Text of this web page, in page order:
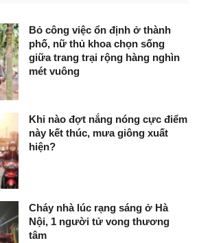
Bỏ công việc ổn định ở thành
phố, nữ thủ khoa chọn sống
giữa trang trại rộng hàng nghìn
mét vuông
Khi nào đợt nắng nóng cực điểm
này kết thúc, mưa giông xuất
hiện?
Cháy nhà lúc rạng sáng ở Hà
Nội, 1 người tử vong thương
tâm